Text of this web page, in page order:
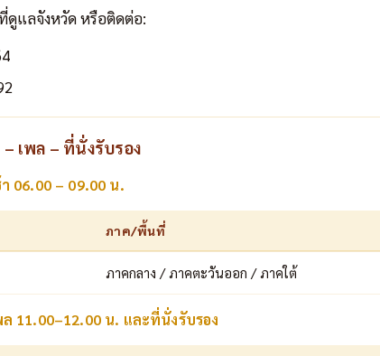
แลจังหวัด หรือติดต่อ:
เพล – ที่นั่งรับรอง
06.00 – 09.00 น.
ภาค/พื้นที่
ภาคกลาง / ภาคตะวันออก / ภาคใต้
11.00–12.00 น. และที่นั่งรับรอง